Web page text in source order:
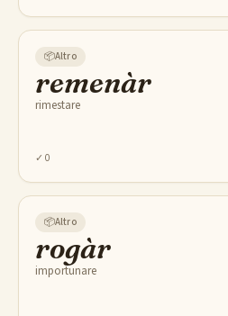
📦Altro
remenàr
rimestare
✓ 0
📦Altro
rogàr
importunare